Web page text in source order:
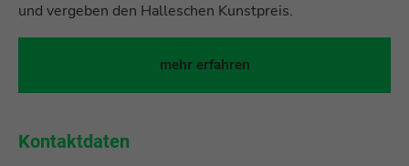
und vergeben den Halleschen Kunstpreis.
mehr erfahren
Kontaktdaten